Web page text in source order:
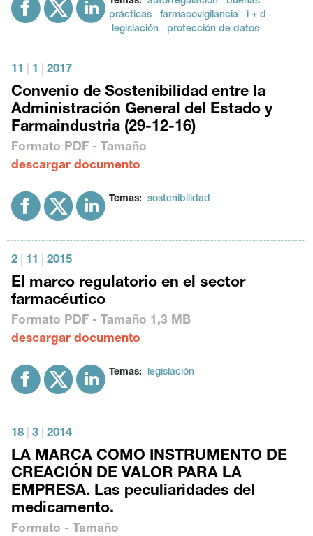
prácticas
farmacovigilancia
i + d
legislación
protección de datos
11 1 2017
Convenio de Sostenibilidad entre la
Administración General del Estado y
Farmaindustria (29-12-16)
Formato PDF - Tamaño
descargar documento
Temas: sostenibilidad
2 11 2015
El marco regulatorio en el sector
farmacéutico
Formato PDF - Tamaño 1,3 MB
descargar documento
Temas: legislación
18 3 2014
LA MARCA COMO INSTRUMENTO DE
CREACIÓN DE VALOR PARA LA
EMPRESA. Las peculiaridades del
medicamento.
Formato - Tamaño